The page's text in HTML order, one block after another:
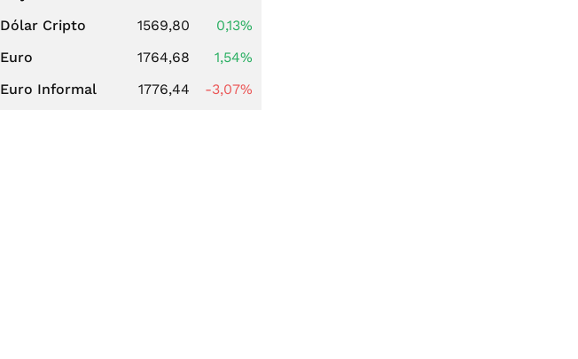
Dólar Cripto 1569,80
0,13%
Euro
1764,68
1,54%
Euro Informal
1776,44 -3,07%